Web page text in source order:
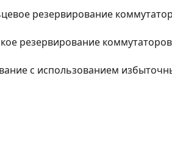
резервирование
резервирование
с использованием